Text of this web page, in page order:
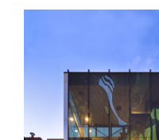
他既是非牟利倡議組
Design Victoria （
Public Arts Advisory
Aboriginal/Torres
Oversight Committee
知識系統及設計思維